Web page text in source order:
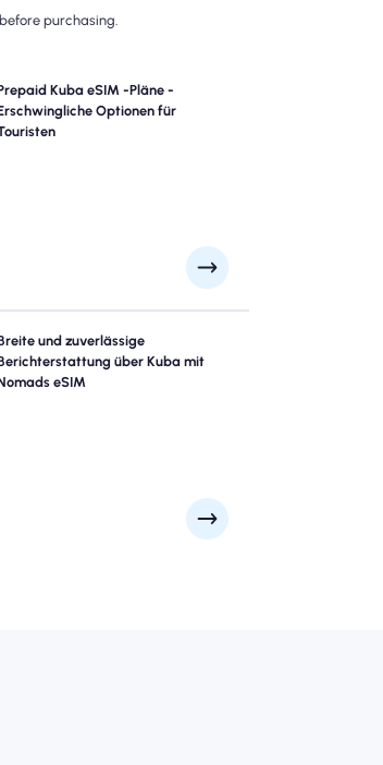
purchasing.
Kuba eSIM -Pläne -
Optionen für
Prepaid Kuba eSIM-Pläne für
Konnektivität über. Bezahlen Sie im
nach dem Reisen zu
die vollständige Kontrolle über Ihre
und Ihre Kosten beizubehalten.
und zuverlässige
über Kuba mit
eSIM
mit Vertrauen mit Nomads Kuba
zuverlässige 4G/5G -Abdeckung in
und Geschäftsvierteln der Stadt.
egal wohin deine Reise dich führt.